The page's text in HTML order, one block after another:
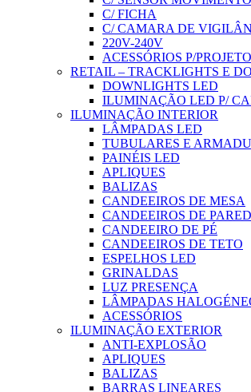
C/ FICHA
C/ CAMARA DE
220V-240V
ACESSÓRIOS P/
RETAIL – TRACKLIGHTS E
DOWNLIGHTS LED
ILUMINAÇÃO LED P/
ILUMINAÇÃO INTERIOR
LÂMPADAS LED
TUBULARES E
PAINÉIS LED
APLIQUES
BALIZAS
CANDEEIROS DE MESA
CANDEEIROS DE
CANDEEIRO DE PÉ
CANDEEIROS DE TETO
ESPELHOS LED
GRINALDAS
LUZ PRESENÇA
LÂMPADAS
ACESSÓRIOS
ILUMINAÇÃO EXTERIOR
ANTI-EXPLOSÃO
APLIQUES
BALIZAS
BARRAS LINEARES